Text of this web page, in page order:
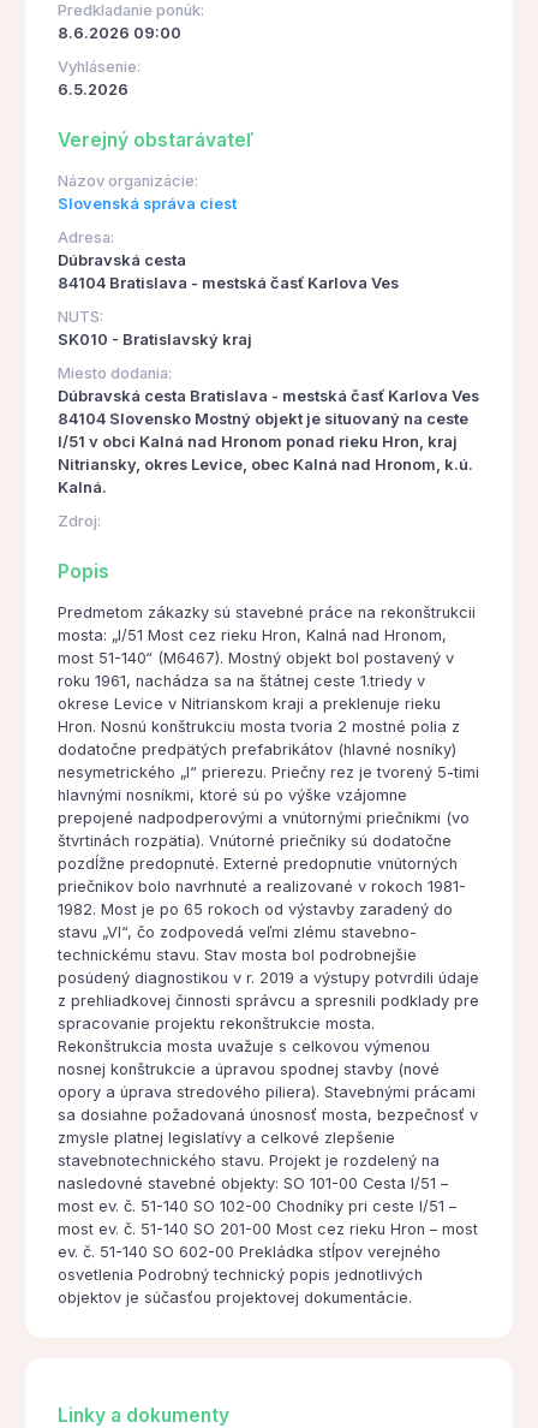
Predkladanie ponúk:
8.6.2026 09:00
Vyhlásenie:
6.5.2026
Verejný obstarávateľ
Názov organizácie:
Slovenská správa ciest
Adresa:
Dúbravská cesta
84104 Bratislava - mestská časť Karlova Ves
NUTS:
SK010 - Bratislavský kraj
Miesto dodania:
Dúbravská cesta Bratislava - mestská časť Karlova Ves
84104 Slovensko Mostný objekt je situovaný na ceste
I/51 v obci Kalná nad Hronom ponad rieku Hron, kraj
Nitriansky, okres Levice, obec Kalná nad Hronom, k.ú.
Kalná.
Zdroj:
Popis
Predmetom zákazky sú stavebné práce na rekonštrukcii
mosta: „I/51 Most cez rieku Hron, Kalná nad Hronom,
most 51-140“ (M6467). Mostný objekt bol postavený v
roku 1961, nachádza sa na štátnej ceste 1.triedy v
okrese Levice v Nitrianskom kraji a preklenuje rieku
Hron. Nosnú konštrukciu mosta tvoria 2 mostné polia z
dodatočne predpätých prefabrikátov (hlavné nosníky)
nesymetrického „I“ prierezu. Priečny rez je tvorený 5-timi
hlavnými nosníkmi, ktoré sú po výške vzájomne
prepojené nadpodperovými a vnútornými priečnikmi (vo
štvrtinách rozpätia). Vnútorné priečniky sú dodatočne
pozdĺžne predopnuté. Externé predopnutie vnútorných
priečnikov bolo navrhnuté a realizované v rokoch 1981-
1982. Most je po 65 rokoch od výstavby zaradený do
stavu „VI“, čo zodpovedá veľmi zlému stavebno-
technickému stavu. Stav mosta bol podrobnejšie
posúdený diagnostikou v r. 2019 a výstupy potvrdili údaje
z prehliadkovej činnosti správcu a spresnili podklady pre
spracovanie projektu rekonštrukcie mosta.
Rekonštrukcia mosta uvažuje s celkovou výmenou
nosnej konštrukcie a úpravou spodnej stavby (nové
opory a úprava stredového piliera). Stavebnými prácami
sa dosiahne požadovaná únosnosť mosta, bezpečnosť v
zmysle platnej legislatívy a celkové zlepšenie
stavebnotechnického stavu. Projekt je rozdelený na
nasledovné stavebné objekty: SO 101-00 Cesta I/51 –
most ev. č. 51-140 SO 102-00 Chodníky pri ceste I/51 –
most ev. č. 51-140 SO 201-00 Most cez rieku Hron – most
ev. č. 51-140 SO 602-00 Prekládka stĺpov verejného
osvetlenia Podrobný technický popis jednotlivých
objektov je súčasťou projektovej dokumentácie.
Linky a dokumenty